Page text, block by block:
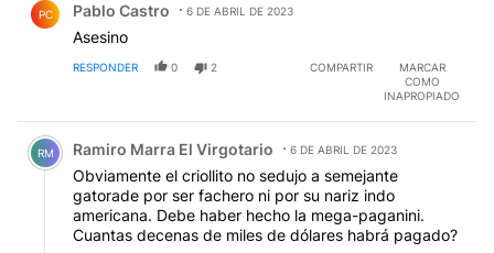
PC Pablo Castro 6 DE ABRIL DE 2023
Asesino
RESPONDER 0 2 COMPARTIR
MARCAR
COMO
INAPROPIADO
Comentario de Ramiro Marra El Virgotario.
RM Ramiro Marra El Virgotario 6 DE ABRIL DE 2023
Obviamente el criollito no sedujo a semejante
gatorade por ser fachero ni por su nariz indo
americana. Debe haber hecho la mega-paganini.
Cuantas decenas de miles de dólares habrá pagado?